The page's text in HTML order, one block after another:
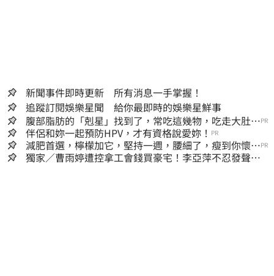
新聞事件即時更新 所有消息一手掌握！
追蹤訂閱娛樂星聞 給你最即時的娛樂星鮮事
腹部脂肪的「剋星」找到了，常吃這幾物，吃走大肚
囊，瘦出小蠻腰
PR
伴侶和妳一起預防HPV，才有資格說愛妳！ PR
減肥首選，檸檬加它，堅持一週，腰細了，瘦到你懷疑
人生
PR
獨家／曹雨婷遭控拿工會錢買豪宅！李亞萍不忍發聲：